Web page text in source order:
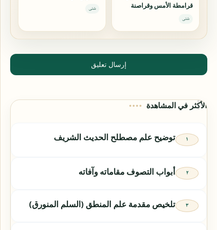
قرامطة الأمس وقراصنة
اليوم
شتى
شتى
إرسال تعليق
الأكثر في المشاهدة
توضيح علم مصطلح الحديث الشريف
أبواب التصوف مقاماته وآفاته
تلخيص مقدمة علم المنطق (السلم المنورق)